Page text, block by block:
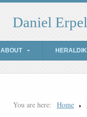
Daniel
ABOUT HERALDIK
You are here: Home